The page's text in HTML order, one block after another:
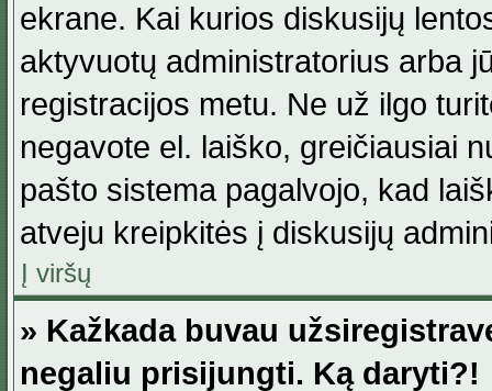
ekrane. Kai kurios diskusijų
aktyvuotų administratorius arba
registracijos metu. Ne už ilgo
negavote el. laiško, greičiausiai
pašto sistema pagalvojo, kad
atveju kreipkitės į diskusijų
Į viršų
» Kažkada buvau
negaliu prisijungti. Ką daryti?!